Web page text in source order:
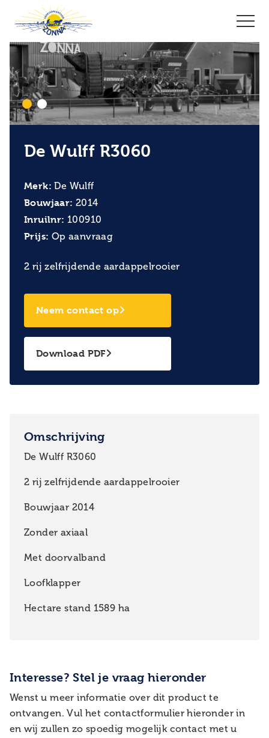
De Wulff R3060
Merk: De Wulff
Bouwjaar: 2014
Inruilnr: 100910
Prijs: Op aanvraag
2 rij zelfrijdende aardappelrooier
Neem contact op
Download PDF
Omschrijving
De Wulff R3060
2 rij zelfrijdende aardappelrooier
Bouwjaar 2014
Zonder axiaal
Met doorvalband
Loofklapper
Hectare stand 1589 ha
Interesse? Stel je vraag hieronder
Wenst u meer informatie over dit product te
ontvangen. Vul het contactformulier hieronder in
en wij zullen zo spoedig mogelijk contact met u